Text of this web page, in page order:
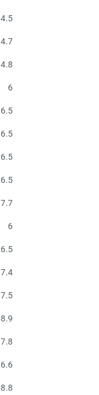
4.5
4.7
4.8
6
6.5
6.5
6.5
6.5
7.7
6
6.5
7.4
7.5
8.9
7.8
6.6
8.8